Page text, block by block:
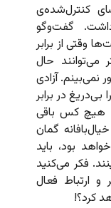
کنترل‌شده‌ی
گفت‌وگو
وقتی از برابر
می‌توانند حال
نمی‌بینم. آزادی
در برابر
هیچ کس باقی
گمان
بود، باید
فکر می‌کنید
ارتباط فعال
کرد؟!